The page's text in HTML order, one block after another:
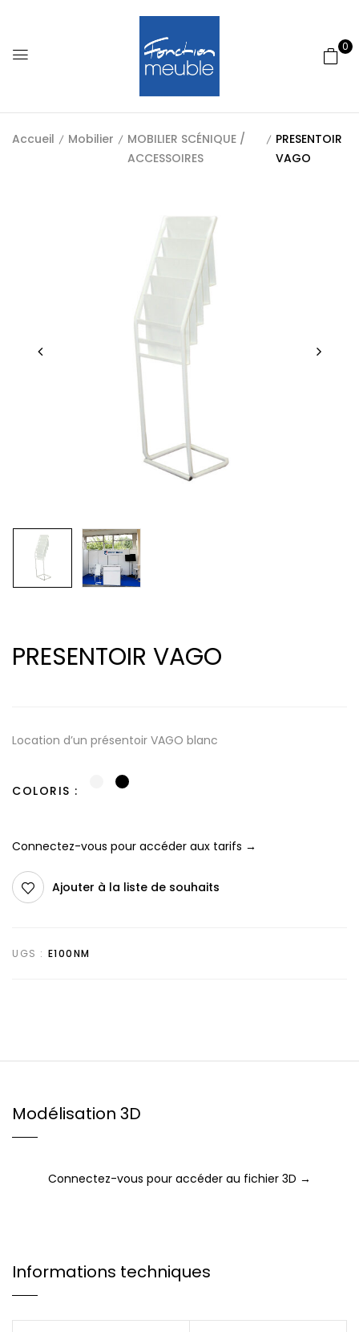
0
Accueil Mobilier
MOBILIER SCÉNIQUE /
ACCESSOIRES
PRESENTOIR
VAGO
PRESENTOIR VAGO
Location d’un présentoir VAGO blanc
COLORIS
Connectez-vous pour accéder aux tarifs →
Ajouter à la liste de souhaits
UGS : E100NM
Modélisation 3D
Connectez-vous pour accéder au fichier 3D →
Informations techniques